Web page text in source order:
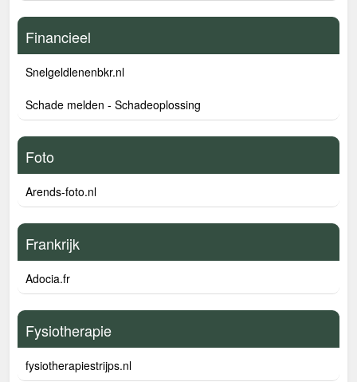
Financieel
Snelgeldlenenbkr.nl
Schade melden - Schadeoplossing
Foto
Arends-foto.nl
Frankrijk
Adocia.fr
Fysiotherapie
fysiotherapiestrijps.nl